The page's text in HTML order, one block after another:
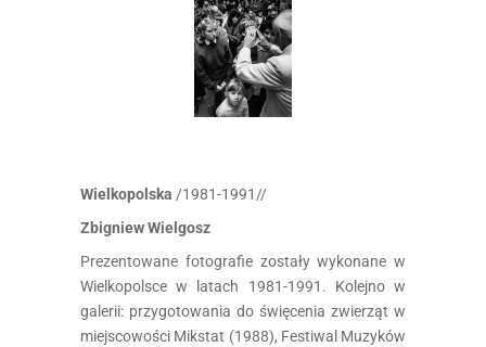
Wielkopolska /1981-1991//
Zbigniew Wielgosz
Prezentowane fotografie zostały wykonane w
Wielkopolsce w latach 1981-1991. Kolejno w
galerii: przygotowania do święcenia zwierząt w
miejscowości Mikstat (1988), Festiwal Muzyków